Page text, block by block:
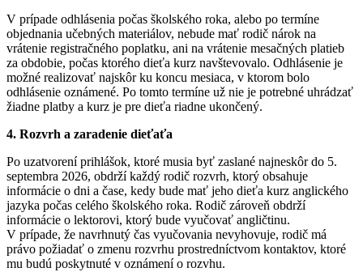
V prípade odhlásenia počas školského roka, alebo po termíne
objednania učebných materiálov, nebude mať rodič nárok na
vrátenie registračného poplatku, ani na vrátenie mesačných platieb
za obdobie, počas ktorého dieťa kurz navštevovalo. Odhlásenie je
možné realizovať najskôr ku koncu mesiaca, v ktorom bolo
odhlásenie oznámené. Po tomto termíne už nie je potrebné uhrádzať
žiadne platby a kurz je pre dieťa riadne ukončený.
4. Rozvrh a zaradenie dieťaťa
Po uzatvorení prihlášok, ktoré musia byť zaslané najneskôr do 5.
septembra 2026, obdrží každý rodič rozvrh, ktorý obsahuje
informácie o dni a čase, kedy bude mať jeho dieťa kurz anglického
jazyka počas celého školského roka. Rodič zároveň obdrží
informácie o lektorovi, ktorý bude vyučovať angličtinu.
V prípade, že navrhnutý čas vyučovania nevyhovuje, rodič má
právo požiadať o zmenu rozvrhu prostredníctvom kontaktov, ktoré
mu budú poskytnuté v oznámení o rozvhu.